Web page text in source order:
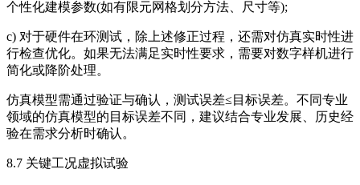
个性化建模参数(如有限元网格划分方法、尺寸等);
c) 对于硬件在环测试，除上述修正过程，还需对仿真实时性进
行检查优化。如果无法满足实时性要求，需要对数字样机进行
简化或降阶处理。
仿真模型需通过验证与确认，测试误差≤目标误差。不同专业
领域的仿真模型的目标误差不同，建议结合专业发展、历史经
验在需求分析时确认。
8.7 关键工况虚拟试验